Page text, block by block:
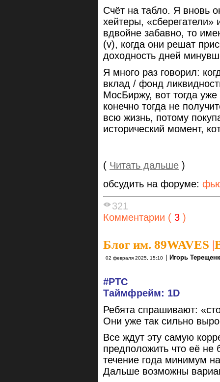
Счёт на табло. Я вновь
хейтеры, «сберегатели»
вдвойне забавно, то
(v), когда они решат
доходность дней
Я много раз говорил:
вклад / фонд
МосБиржу, вот тогда
конечно тогда не
всю жизнь, потому
исторический момент,
( Читать дальше )
обсудить на форуме:
321
Комментарии ( 3 )
Блог им. 89WAVES |
02 февраля 2025, 15:10 Игорь
#РТС
Таймфрейм: 1D
Ребята спрашивают:
Они уже так сильно
Все ждут эту самую
предположить что её не
течение года минимум
Дальше возможны